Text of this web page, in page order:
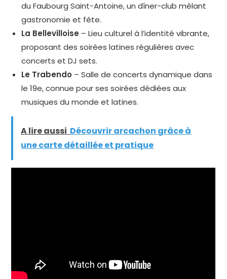
du Faubourg Saint-Antoine, un dîner-club mêlant
gastronomie et fête.
La Bellevilloise – Lieu culturel à l’identité vibrante,
proposant des soirées latines régulières avec
concerts et DJ sets.
Le Trabendo – Salle de concerts dynamique dans
le 19e, connue pour ses soirées dédiées aux
musiques du monde et latines.
A lire aussi Découvrir arcachon grâce à
une carte détaillée et pratique